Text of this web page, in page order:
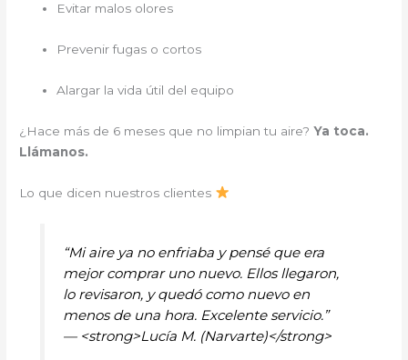
Evitar malos olores
Prevenir fugas o cortos
Alargar la vida útil del equipo
¿Hace más de 6 meses que no limpian tu aire?Ya toca.
Llámanos.
Lo que dicen nuestros clientes
“Mi aire ya no enfriaba y pensé que era
mejor comprar uno nuevo. Ellos llegaron,
lo revisaron, y quedó como nuevo en
menos de una hora. Excelente servicio.”
— <strong>Lucía M. (Narvarte)</strong>